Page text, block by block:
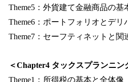
Theme5：外貨建て金融商品の基
Theme6：ポートフォリオとデリ
Theme7：セーフティネットと関
＜Chapter4 タックスプランニン
Theme1：所得税の基本と全体像